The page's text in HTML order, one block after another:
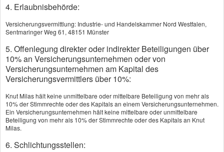
Photo­voltaik­ver­si­che­rung
Reiseversicherung
Tierhalterhaftpflicht
gesetzliche Haft­pflicht als
Tierhalter
4. Erlaubnisbehörde:
Versicherungsvermittlung: Industrie- und Handelskammer Nord Westfalen,
Sentmaringer Weg 61, 48151 Münster
5. Offenlegung direkter oder indirekter Beteiligungen über
10% an Versicherungsunternehmen oder von
Versicherungsunternehmen am Kapital des
Versicherungsvermittlers über 10%:
Knut Milas hält keine unmittelbare oder mittelbare Beteiligung von mehr als
10% der Stimmrechte oder des Kapitals an einem Versicherungsunternehmen.
Ein Versicherungsunternehmen hält keine mittelbare oder unmittelbare
Beteiligung von mehr als 10% der Stimmrechte oder des Kapitals an Knut
Milas.
6. Schlichtungsstellen: